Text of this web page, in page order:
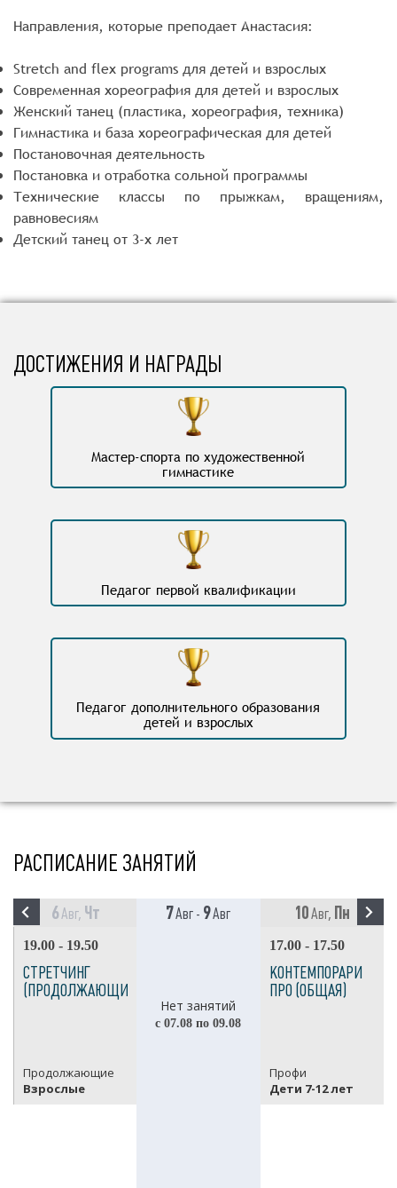
Направления, которые преподает Анастасия:
Stretch and flex programs для детей и взрослых
Современная хореография для детей и взрослых
Женский танец (пластика, хореография, техника)
Гимнастика и база хореографическая для детей
Постановочная деятельность
Постановка и отработка сольной программы
Технические классы по прыжкам, вращениям,
равновесиям
Детский танец от 3-х лет
ДОСТИЖЕНИЯ И НАГРАДЫ
Мастер-спорта по художественной
гимнастике
Педагог первой квалификации
Педагог дополнительного образования
детей и взрослых
РАСПИСАНИЕ ЗАНЯТИЙ
6Авг, Чт 7Авг - 9Авг 10Авг, Пн
19.00 - 19.50
СТРЕТЧИНГ
(ПРОДОЛЖАЮЩИЕ)
Продолжающие
Взрослые
Нет занятий
с 07.08 по 09.08
17.00 - 17.50
КОНТЕМПОРАРИ
ПРО (ОБЩАЯ)
Профи
Дети 7-12 лет